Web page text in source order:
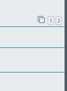
1 2